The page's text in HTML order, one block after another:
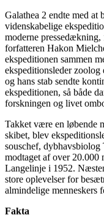
Galathea 2 endte med at
videnskabelige
moderne
forfatteren Hakon
ekspeditionen sammen
ekspeditionsleder
og hans stab sendte
ekspeditionen, så både
forskningen og livet
Takket være en løbende
skibet, blev
souschef,
modtaget af over 20.000
Langelinje i 1952.
store oplevelser for
almindelige menneskers
Fakta